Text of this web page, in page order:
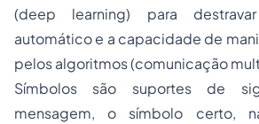
(deep learning) para
automático e a capacidade de
pelos algoritmos (comunicação
Símbolos são suportes de
mensagem, o símbolo certo,